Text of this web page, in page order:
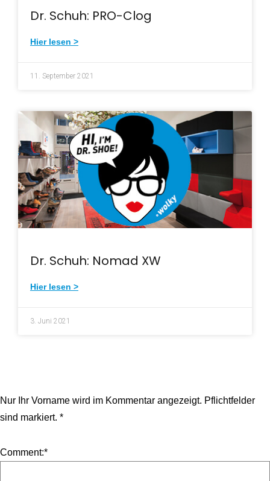
Dr. Schuh: PRO-Clog
Hier lesen >
11. September 2021
Dr. Schuh: Nomad XW
Hier lesen >
3. Juni 2021
Nur Ihr Vorname wird im Kommentar angezeigt. Pflichtfelder
sind markiert. *
Comment:*